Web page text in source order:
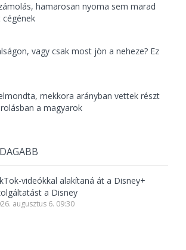
hamarosan nyoma sem marad
cégének
vagy csak most jön a neheze? Ez
mekkora arányban vettek részt
a magyarok
videókkal alakítaná át a Disney+
a Disney
augusztus 6. 09:30